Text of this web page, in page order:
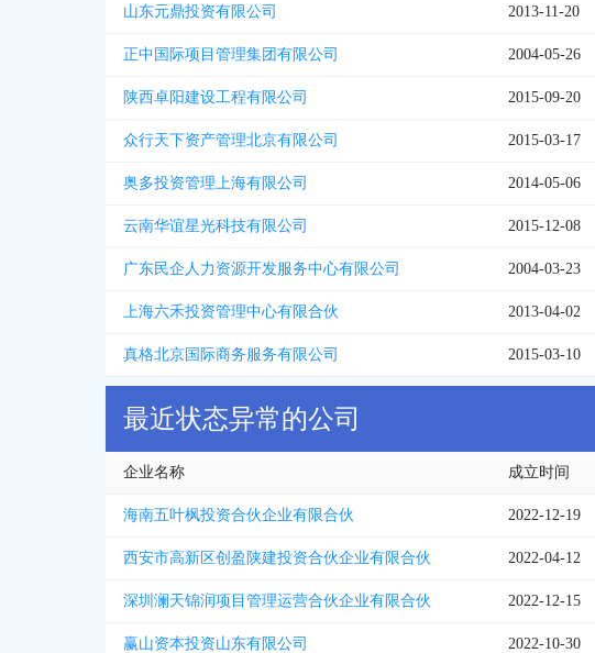
山东元鼎投资有限公司 2013-11-20
正中国际项目管理集团有限公司 2004-05-26
陕西卓阳建设工程有限公司 2015-09-20
众行天下资产管理北京有限公司 2015-03-17
奥多投资管理上海有限公司 2014-05-06
云南华谊星光科技有限公司 2015-12-08
广东民企人力资源开发服务中心有限公司 2004-03-23
上海六禾投资管理中心有限合伙 2013-04-02
真格北京国际商务服务有限公司 2015-03-10
最近状态异常的公司
企业名称 成立时间
海南五叶枫投资合伙企业有限合伙 2022-12-19
西安市高新区创盈陕建投资合伙企业有限合伙 2022-04-12
深圳澜天锦润项目管理运营合伙企业有限合伙 2022-12-15
赢山资本投资山东有限公司 2022-10-30